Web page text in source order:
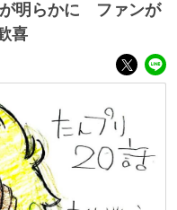
明らかに ファンが
喜